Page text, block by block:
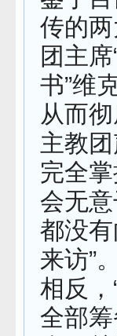
传的
团主
书”维
从而
主教
完全
会无
都没
来访”。
相反
全部